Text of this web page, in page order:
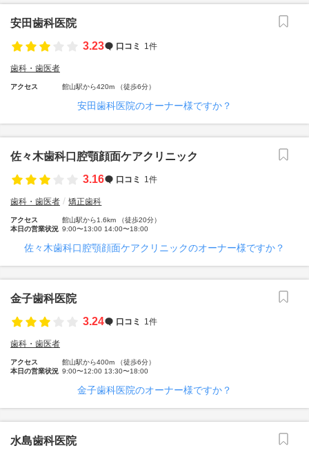
安田歯科医院
3.23
口コミ 1件
歯科・歯医者
アクセス 館山駅から420m （徒歩6分）
安田歯科医院のオーナー様ですか？
佐々木歯科口腔顎顔面ケアクリニック
3.16
口コミ 1件
歯科・歯医者 矯正歯科
アクセス
館山駅から1.6km （徒歩20分）
本日の営業状況 9:00〜13:00 14:00〜18:00
佐々木歯科口腔顎顔面ケアクリニックのオーナー様ですか？
金子歯科医院
3.24
口コミ 1件
歯科・歯医者
アクセス
館山駅から400m （徒歩6分）
本日の営業状況 9:00〜12:00 13:30〜18:00
金子歯科医院のオーナー様ですか？
水島歯科医院